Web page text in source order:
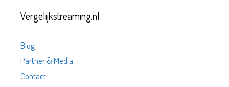
Vergelijkstreaming.nl
Blog
Partner & Media
Contact